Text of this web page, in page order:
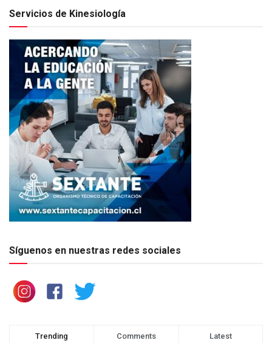
Servicios de Kinesiología
Síguenos en nuestras redes sociales
Trending Comments Latest